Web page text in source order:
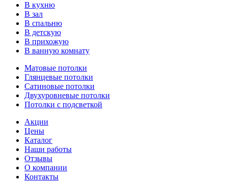
В кухню
В зал
В спальню
В детскую
В прихожую
В ванную комнату
Матовые потолки
Глянцевые потолки
Сатиновые потолки
Двухуровневые потолки
Потолки с подсветкой
Акции
Цены
Каталог
Наши работы
Отзывы
О компании
Контакты